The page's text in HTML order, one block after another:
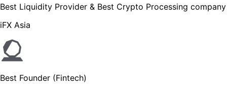
Best Liquidity Provider & Best Crypto Processing company
iFX Asia
Best Founder (Fintech)